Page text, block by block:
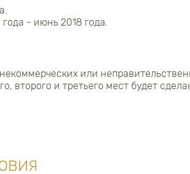
- июнь 2018 года.
или
второго и третьего мест будет